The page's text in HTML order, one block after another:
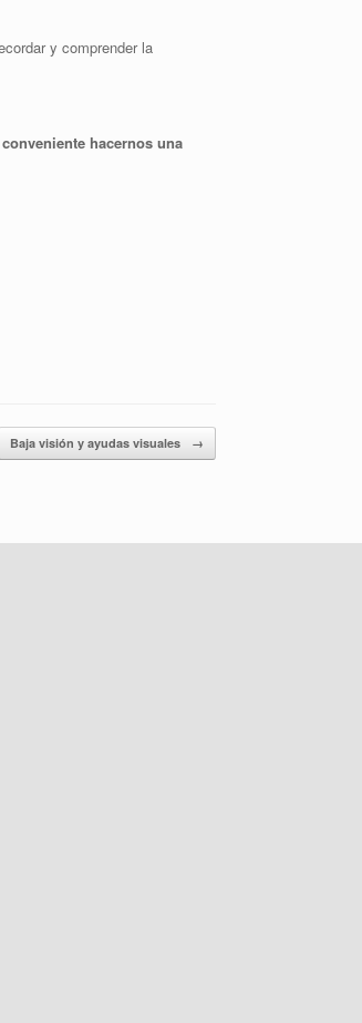
y comprender la
hacernos una
Baja visión y ayudas visuales →